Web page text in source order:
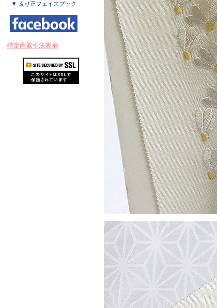
▼ ゑり正フェイスブック
特定商取引法表示